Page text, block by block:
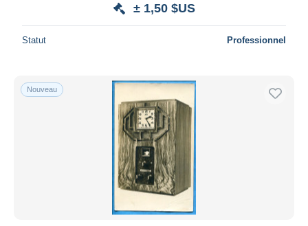
± 1,50 $US
Statut Professionnel
Nouveau